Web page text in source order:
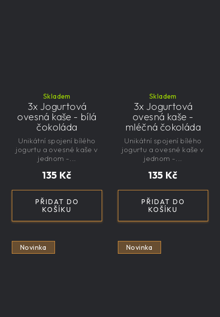
Skladem
3x Jogurtová
ovesná kaše - bílá
čokoláda
135 Kč
PŘIDAT DO
KOŠÍKU
Unikátní spojení bílého
jogurtu a ovesné kaše v
jednom -...
Skladem
3x Jogurtová
ovesná kaše -
mléčná čokoláda
135 Kč
PŘIDAT DO
KOŠÍKU
Unikátní spojení bílého
jogurtu a ovesné kaše v
jednom -...
Novinka Novinka